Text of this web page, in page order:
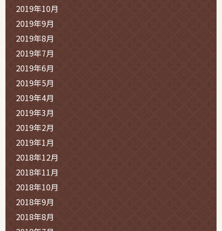
2019年10月
2019年9月
2019年8月
2019年7月
2019年6月
2019年5月
2019年4月
2019年3月
2019年2月
2019年1月
2018年12月
2018年11月
2018年10月
2018年9月
2018年8月